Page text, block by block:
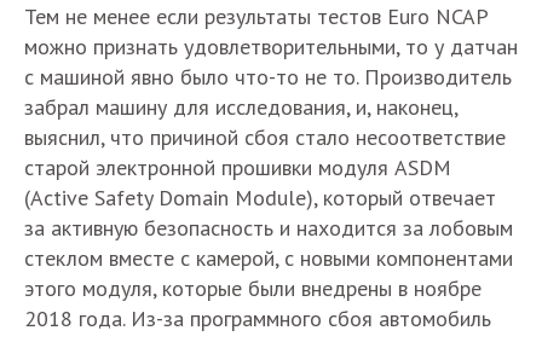
Тем не менее если результаты тестов Euro NCAP
можно признать удовлетворительными, то у датчан
с машиной явно было что-то не то. Производитель
забрал машину для исследования, и, наконец,
выяснил, что причиной сбоя стало несоответствие
старой электронной прошивки модуля ASDM
(Active Safety Domain Module), который отвечает
за активную безопасность и находится за лобовым
стеклом вместе с камерой, с новыми компонентами
этого модуля, которые были внедрены в ноябре
2018 года. Из-за программного сбоя автомобиль